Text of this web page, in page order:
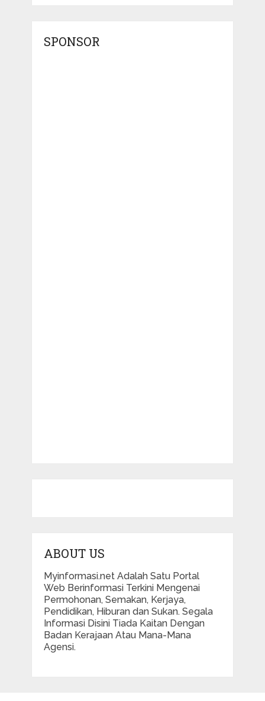
SPONSOR
ABOUT US
Myinformasi.net Adalah Satu Portal
Web Berinformasi Terkini Mengenai
Permohonan, Semakan, Kerjaya,
Pendidikan, Hiburan dan Sukan. Segala
Informasi Disini Tiada Kaitan Dengan
Badan Kerajaan Atau Mana-Mana
Agensi.